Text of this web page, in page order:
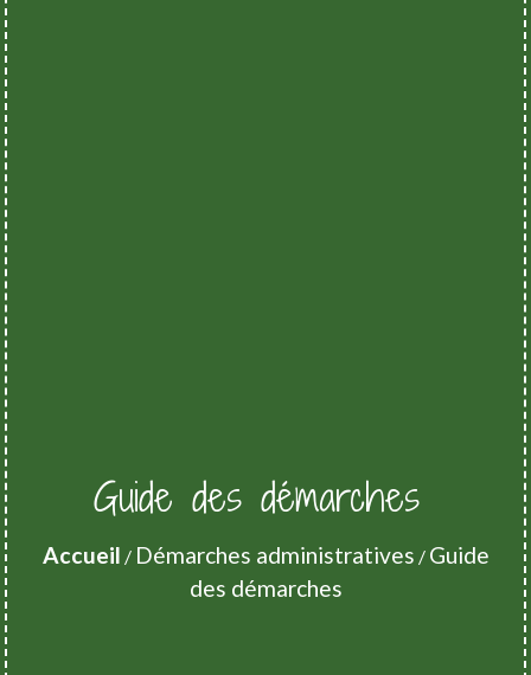
Guide des démarches
Accueil / Démarches administratives / Guide
des démarches